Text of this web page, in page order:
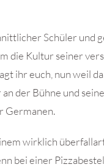
Schüler und
die Kultur seiner
ihr euch, nun weil
der Bühne und
Germanen.
wirklich
bei einer